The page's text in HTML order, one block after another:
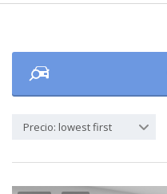
Precio: lowest first